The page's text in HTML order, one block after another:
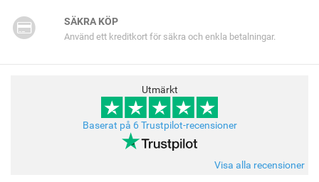
SÄKRA KÖP
Använd ett kreditkort för säkra och enkla betalningar.
Utmärkt
Baserat på 6 Trustpilot-recensioner
Visa alla recensioner